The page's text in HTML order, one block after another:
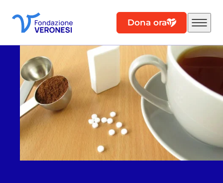
Dona ora